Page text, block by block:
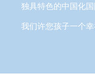
独具特色的中国化国
我们许您孩子一个